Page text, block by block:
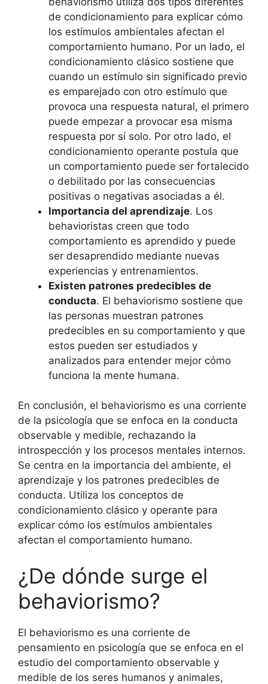
de condicionamiento para explicar cómo
los estímulos ambientales afectan el
comportamiento humano. Por un lado, el
condicionamiento clásico sostiene que
cuando un estímulo sin significado previo
es emparejado con otro estímulo que
provoca una respuesta natural, el primero
puede empezar a provocar esa misma
respuesta por sí solo. Por otro lado, el
condicionamiento operante postula que
un comportamiento puede ser fortalecido
o debilitado por las consecuencias
positivas o negativas asociadas a él.
Importancia del aprendizaje. Los
behavioristas creen que todo
comportamiento es aprendido y puede
ser desaprendido mediante nuevas
experiencias y entrenamientos.
Existen patrones predecibles de
conducta. El behaviorismo sostiene que
las personas muestran patrones
predecibles en su comportamiento y que
estos pueden ser estudiados y
analizados para entender mejor cómo
funciona la mente humana.
En conclusión, el behaviorismo es una corriente
de la psicología que se enfoca en la conducta
observable y medible, rechazando la
introspección y los procesos mentales internos.
Se centra en la importancia del ambiente, el
aprendizaje y los patrones predecibles de
conducta. Utiliza los conceptos de
condicionamiento clásico y operante para
explicar cómo los estímulos ambientales
afectan el comportamiento humano.
¿De dónde surge el
behaviorismo?
El behaviorismo es una corriente de
pensamiento en psicología que se enfoca en el
estudio del comportamiento observable y
medible de los seres humanos y animales,